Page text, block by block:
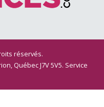
réservés.
Québec J7V 5V5. Service